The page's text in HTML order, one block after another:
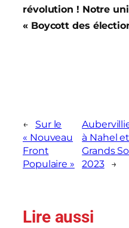
révolution ! Notre
« Boycott des
←
Sur le
« Nouveau
Front
Populaire »
à Nahel
Grands
2023
→
Lire aussi